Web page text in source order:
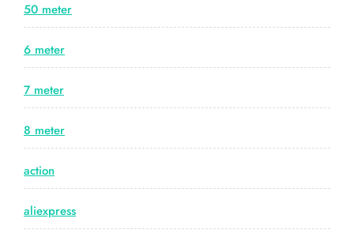
50 meter
6 meter
7 meter
8 meter
action
aliexpress